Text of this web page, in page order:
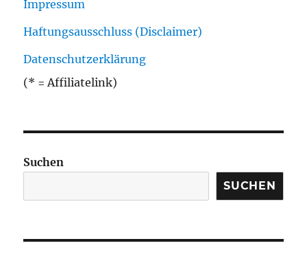
Impressum
Haftungsausschluss (Disclaimer)
Datenschutzerklärung
(* = Affiliatelink)
Suchen
SUCHEN